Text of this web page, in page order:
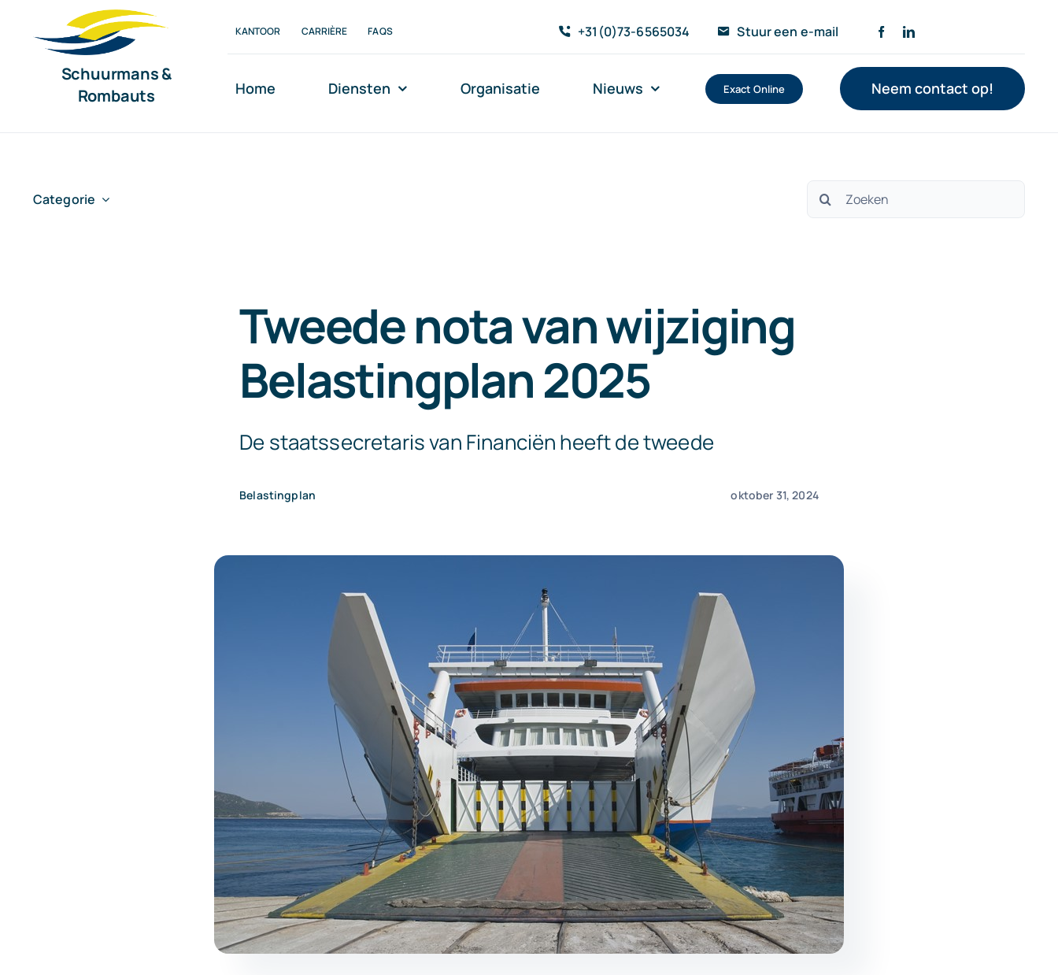
Schuurmans &
Rombauts
KANTOOR CARRIÈRE FAQS +31(0)73-6565034 Stuur een e-mail
Home Diensten Organisatie Nieuws Exact Online Neem contact op!
Categorie
Zoeken
Tweede nota van wijziging
Belastingplan 2025
De staatssecretaris van Financiën heeft de tweede
Belastingplan oktober 31, 2024